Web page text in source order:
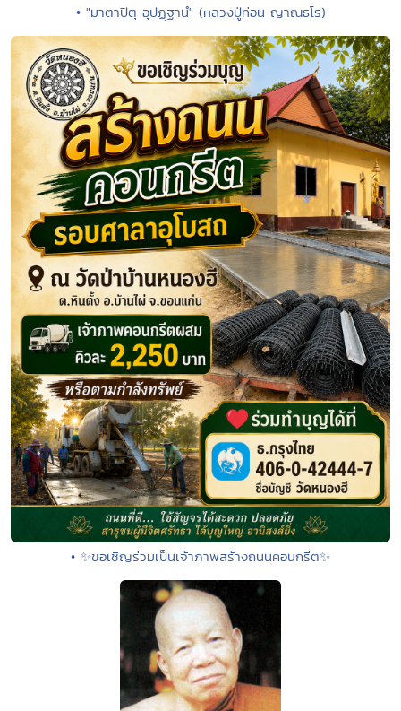
• "มาตาปิตุ อุปฏฺฐานํ" (หลวงปู่ท่อน ญาณธโร)
• ✨ขอเชิญร่วมเป็นเจ้าภาพสร้างถนนคอนกรีต✨